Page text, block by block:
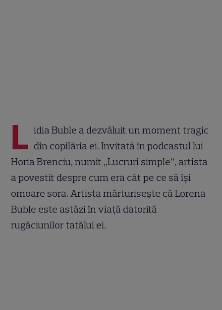
L idia Buble a dezvăluit un moment tragic
din copilăria ei. Invitată în podcastul lui
Horia Brenciu, numit „Lucruri simple”, artista
a povestit despre cum era cât pe ce să își
omoare sora. Artista mărturisește că Lorena
Buble este astăzi în viață datorită
rugăciunilor tatălui ei.